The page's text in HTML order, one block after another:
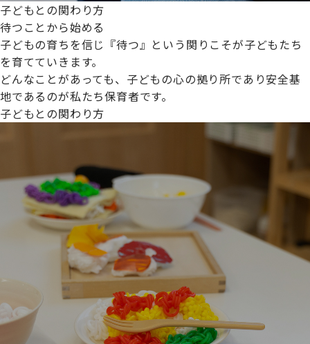
子どもとの関わり方
待つことから始める
子どもの育ちを信じ『待つ』という関りこそが子どもたち
を育てていきます。
どんなことがあっても、子どもの心の拠り所であり安全基
地であるのが私たち保育者です。
子どもとの関わり方